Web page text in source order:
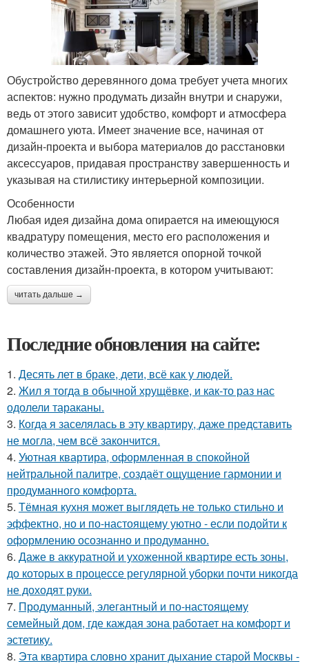
Обустройство деревянного дома требует учета многих
аспектов: нужно продумать дизайн внутри и снаружи,
ведь от этого зависит удобство, комфорт и атмосфера
домашнего уюта. Имеет значение все, начиная от
дизайн-проекта и выбора материалов до расстановки
аксессуаров, придавая пространству завершенность и
указывая на стилистику интерьерной композиции.
Особенности
Любая идея дизайна дома опирается на имеющуюся
квадратуру помещения, место его расположения и
количество этажей. Это является опорной точкой
составления дизайн-проекта, в котором учитывают:
читать дальше →
Последние обновления на сайте:
1. Десять лет в браке, дети, всё как у людей.
2. Жил я тогда в обычной хрущёвке, и как-то раз нас
одолели тараканы.
3. Когда я заселялась в эту квартиру, даже представить
не могла, чем всё закончится.
4. Уютная квартира, оформленная в спокойной
нейтральной палитре, создаёт ощущение гармонии и
продуманного комфорта.
5. Тёмная кухня может выглядеть не только стильно и
эффектно, но и по-настоящему уютно - если подойти к
оформлению осознанно и продуманно.
6. Даже в аккуратной и ухоженной квартире есть зоны,
до которых в процессе регулярной уборки почти никогда
не доходят руки.
7. Продуманный, элегантный и по-настоящему
семейный дом, где каждая зона работает на комфорт и
эстетику.
8. Эта квартира словно хранит дыхание старой Москвы -